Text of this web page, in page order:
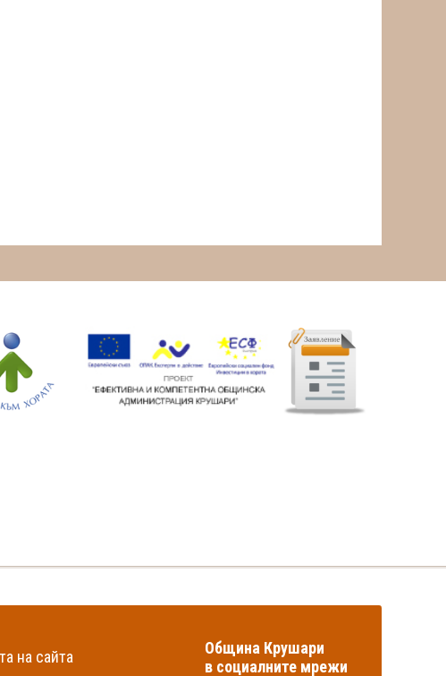
на сайта
Община Крушари
в социалните мрежи